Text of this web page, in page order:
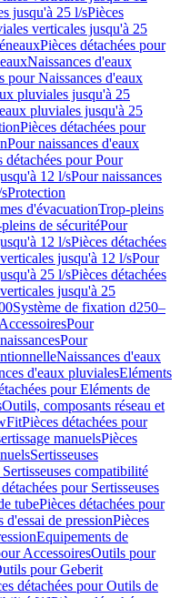
jusqu'à 25 l/sPièces
verticales jusqu'à 25
Pièces détachées pour
Naissances d'eaux
pour Naissances d'eaux
pluviales jusqu'à 25
pluviales jusqu'à 25
Pièces détachées pour
Pour naissances d'eaux
détachées pour Pour
12 l/sPour naissances
Protection
d'évacuationTrop-pleins
de sécuritéPour
12 l/sPièces détachées
jusqu'à 12 l/sPour
25 l/sPièces détachées
jusqu'à 25
Système de fixation d250–
Pour
Pour
Naissances d'eaux
d'eaux pluvialesEléments
pour Eléments de
Outils, composants réseau et
Pièces détachées pour
manuelsPièces
Sertisseuses
compatibilité
pour Sertisseuses
tubePièces détachées pour
d'essai de pressionPièces
Equipements de
AccessoiresOutils pour
pour Geberit
détachées pour Outils de